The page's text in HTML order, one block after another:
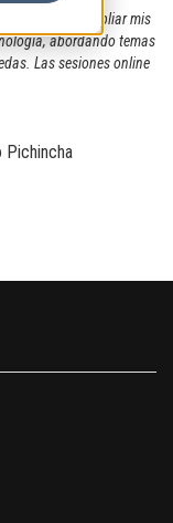
me permitió ampliar mis
abordando temas
Las sesiones online
Pichincha